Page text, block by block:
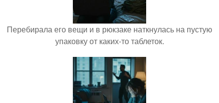
Перебирала его вещи и в рюкзаке наткнулась на пустую
упаковку от каких-то таблеток.